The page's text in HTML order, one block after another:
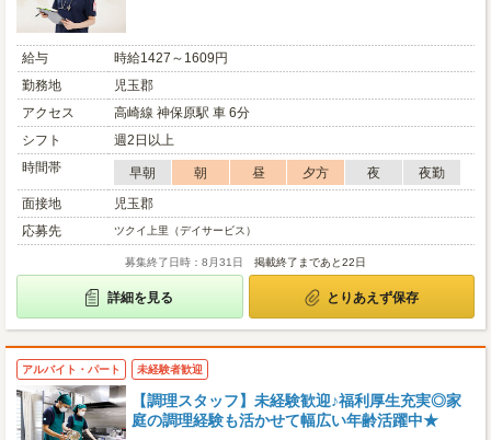
給与
時給1427～1609円
勤務地
児玉郡
アクセス
高崎線 神保原駅 車 6分
シフト
週2日以上
時間帯
早朝 朝 昼 夕方 夜
夜勤
面接地
児玉郡
応募先
ツクイ上里（デイサービス）
募集終了日時：8月31日 掲載終了まであと22日
詳細を見る とりあえず保存
アルバイト・パート 未経験者歓迎
【調理スタッフ】未経験歓迎♪福利厚生充実◎家
庭の調理経験も活かせて幅広い年齢活躍中★